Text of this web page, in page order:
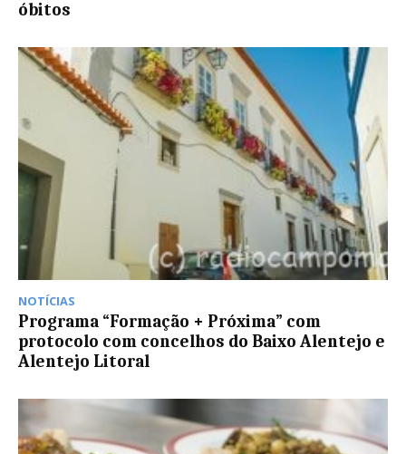
óbitos
NOTÍCIAS
Programa “Formação + Próxima” com
protocolo com concelhos do Baixo Alentejo e
Alentejo Litoral